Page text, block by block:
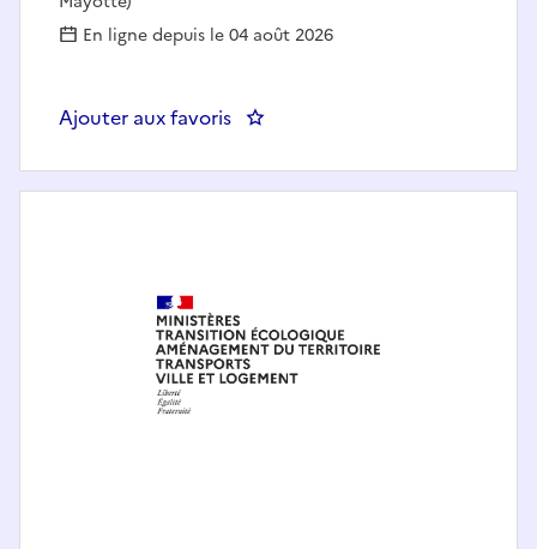
En ligne depuis le 04 août 2026
Ajouter aux favoris : Chef du Centre d'Entretien